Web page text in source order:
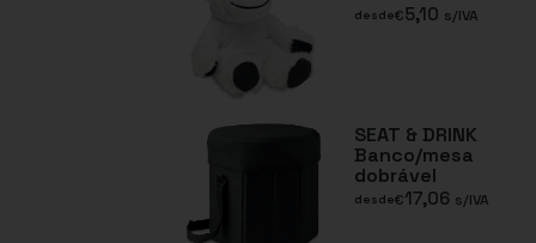
desde€5,10 s/IVA
SEAT & DRINK
Banco/mesa
dobrável
desde€17,06 s/IVA